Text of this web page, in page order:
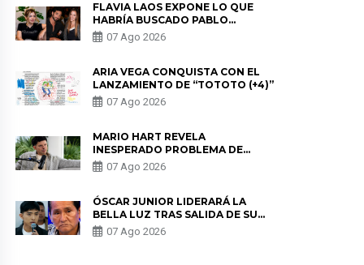
FLAVIA LAOS EXPONE LO QUE
HABRÍA BUSCADO PABLO
HEREDIA CON ALE FULLER: “UNA
DE LAS PARTES QUERÍA EL
07 Ago 2026
ARIA VEGA CONQUISTA CON EL
LANZAMIENTO DE “TOTOTO (+4)”
07 Ago 2026
MARIO HART REVELA
INESPERADO PROBLEMA DE
SALUD ANTES DE SEPARARSE DE
KORINA: “ME ENCONTRARON UN
07 Ago 2026
ÓSCAR JUNIOR LIDERARÁ LA
BELLA LUZ TRAS SALIDA DE SU
PADRE POR POLÉMICA CON
NALDY SALDAÑA
07 Ago 2026